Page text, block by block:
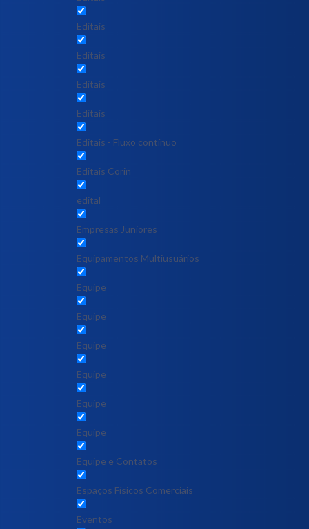
Editais
Editais
Editais
Editais
Editais - Fluxo contínuo
Editais Corin
edital
Empresas Juniores
Equipamentos Multiusuários
Equipe
Equipe
Equipe
Equipe
Equipe
Equipe
Equipe e Contatos
Espaços Físicos Comerciais
Eventos